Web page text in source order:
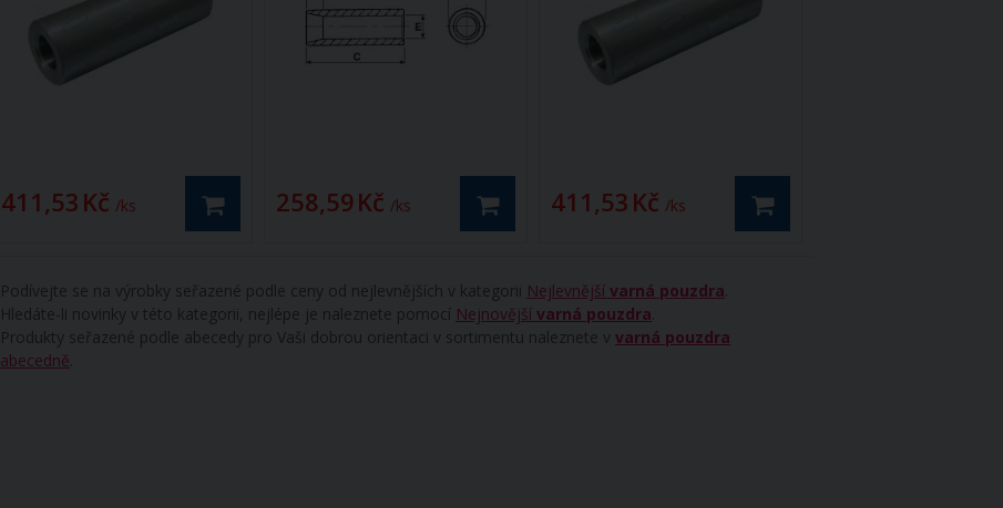
411,53 Kč / ks 258,59 Kč / ks 411,53 Kč / ks
Podívejte se na výrobky seřazené podle ceny od nejlevnějších v kategorii Nejlevnější varná pouzdra
Hledáte-li novinky v této kategorii, nejlépe je naleznete pomocí Nejnovější varná pouzdra
Produkty seřazené podle abecedy pro Vaši dobrou orientaci v sortimentu naleznete v varná pouzdra
abecedně